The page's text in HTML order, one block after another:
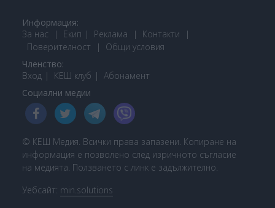
Информация:
За нас
Екип Реклама
Контакти
Поверителност
Общи условия
Членство:
Вход
КЕШ клуб Абонамент
Социални медии
© КЕШ Медия. Всички права запазени. Копиране на
информация е позволено след изричното съгласие
на медията. Ползването с линк е задължително.
Уебсайт: min.solutions